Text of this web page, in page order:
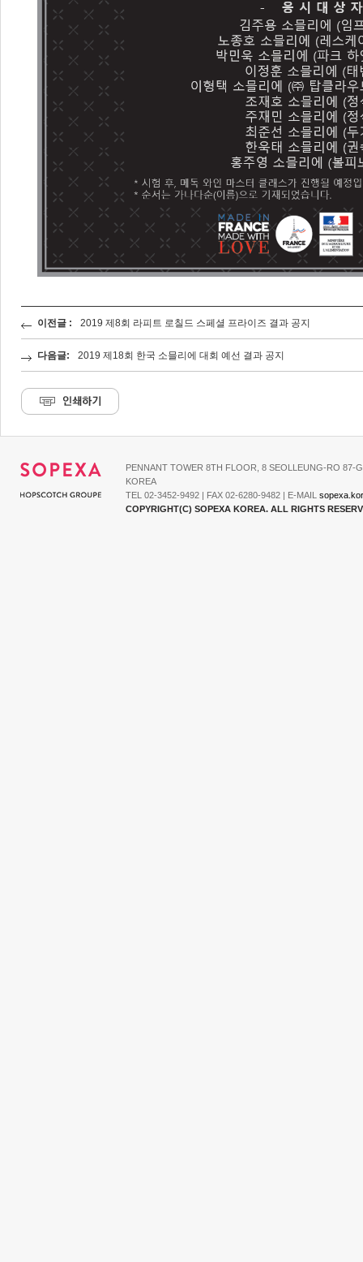
이전글 : 2019 제8회 라피트 로칠드 스페셜 프라이즈 결과 공지
다음글: 2019 제18회 한국 소믈리에 대회 예선 결과 공지
PENNANT TOWER 8TH FLOOR, 8 SEOLLEUNG-RO 87-
KOREA
TEL 02-3452-9492 | FAX 02-6280-9482 | E-MAIL
COPYRIGHT(C) SOPEXA KOREA. ALL RIGHTS